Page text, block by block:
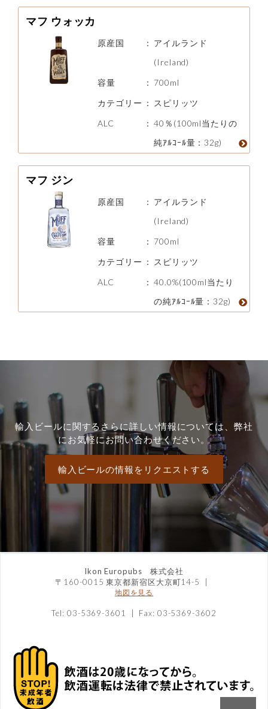
マフ ウォッカ
原産国 ： アイルランド
(Ireland)
容量
： 700ml
カテゴリー ：
スピリッツ
ALC
： 40％(100ml当たりの
純ｱﾙｺｰﾙ量：32g)
マフ ジン
原産国 ： アイルランド
(Ireland)
容量
： 700ml
カテゴリー ：
スピリッツ
ALC
： 40.0%(100ml当たり
の純ｱﾙｺｰﾙ量：32g)
輸入ビールに関するさらに詳しい情報については、弊社
にお気軽にお問い合わせください。
輸入ビールの情報をリクエストする
Ikon Europubs 株式会社
〒160-0015 東京都新宿区大京町14-5
地図を見る
Tel: 03-5369-3601 | Fax: 03-5369-3602